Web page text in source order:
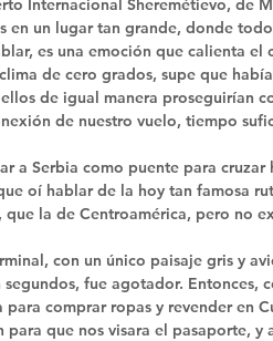
Internacional Sheremétievo, de
en un lugar tan grande, donde
es una emoción que calienta
de cero grados, supe que
de igual manera proseguirían
de nuestro vuelo, tiempo
a Serbia como puente para cruzar
oí hablar de la hoy tan famosa
la de Centroamérica, pero no
con un único paisaje gris y
fue agotador.
para comprar ropas y revender en
que nos visara el pasaporte, y